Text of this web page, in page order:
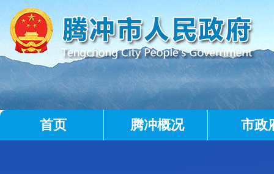
首页 腾冲概况 市政